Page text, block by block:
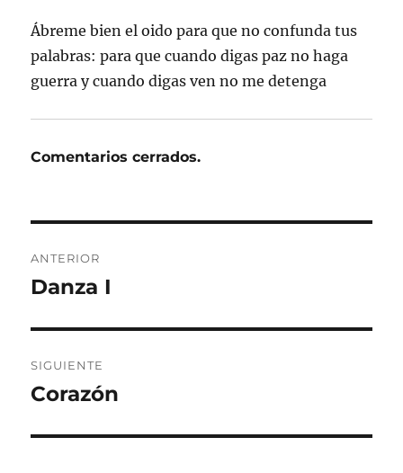
Ábreme bien el oido para que no confunda tus
palabras: para que cuando digas paz no haga
guerra y cuando digas ven no me detenga
Comentarios cerrados.
de
ANTERIOR
Entrada
Danza I
SIGUIENTE
Entrada
Corazón